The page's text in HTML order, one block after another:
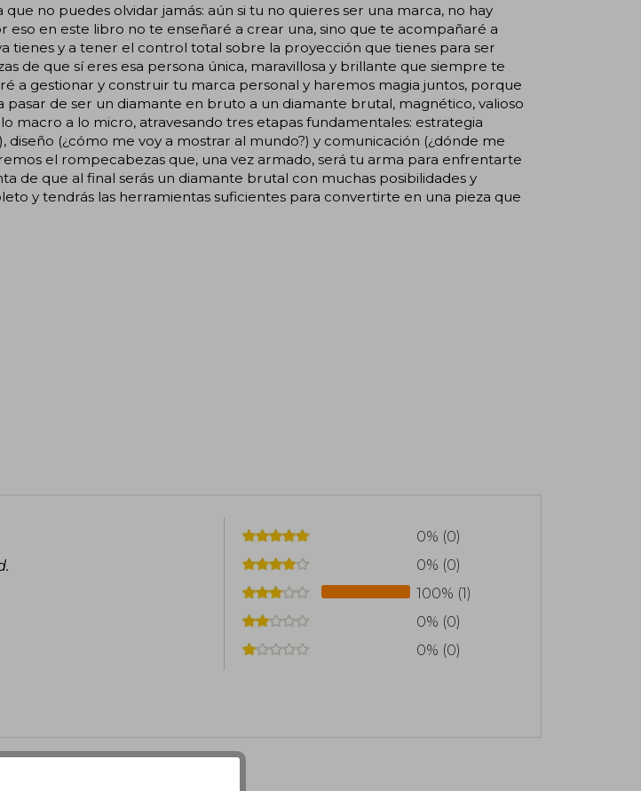
que no puedes olvidar jamás: aún si tu no quieres ser una marca, no hay
eso en este libro no te enseñaré a crear una, sino que te acompañaré a
tienes y a tener el control total sobre la proyección que tienes para ser
de que sí eres esa persona única, maravillosa y brillante que siempre te
a gestionar y construir tu marca personal y haremos magia juntos, porque
de ser un diamante en bruto a un diamante brutal, magnético, valioso
macro a lo micro, atravesando tres etapas fundamentales: estrategia
diseño (¿cómo me voy a mostrar al mundo?) y comunicación (¿dónde me
el rompecabezas que, una vez armado, será tu arma para enfrentarte
de que al final serás un diamante brutal con muchas posibilidades y
y tendrás las herramientas suficientes para convertirte en una pieza que
0% (0)
0% (0)
100% (1)
0% (0)
0% (0)